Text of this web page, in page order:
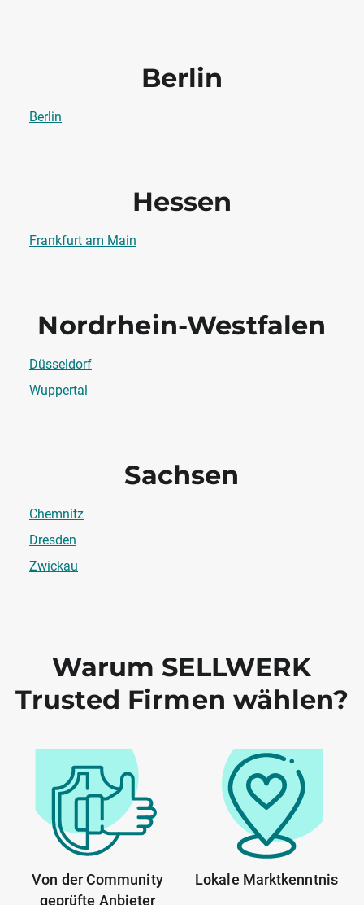
Berlin
Berlin
Hessen
Frankfurt am Main
Nordrhein-Westfalen
Düsseldorf
Wuppertal
Sachsen
Chemnitz
Dresden
Zwickau
Warum SELLWERK
Trusted Firmen wählen?
Von der Community
geprüfte Anbieter
Lokale Marktkenntnis